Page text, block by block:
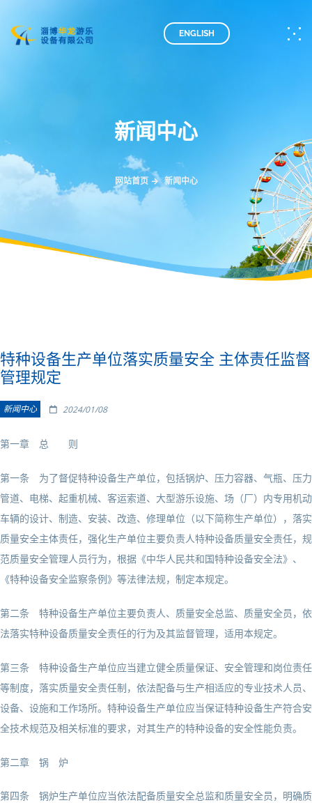
ENGLISH
新闻中心
网站首页 新闻中心
特种设备生产单位落实质量安全 主体责任监督
管理规定
新闻中心 2024/01/08
第一章 总 则
第一条 为了督促特种设备生产单位，包括锅炉、压力容器、气瓶、压力
管道、电梯、起重机械、客运索道、大型游乐设施、场（厂）内专用机动
车辆的设计、制造、安装、改造、修理单位（以下简称生产单位），落实
质量安全主体责任，强化生产单位主要负责人特种设备质量安全责任，规
范质量安全管理人员行为，根据《中华人民共和国特种设备安全法》、
《特种设备安全监察条例》等法律法规，制定本规定。
第二条 特种设备生产单位主要负责人、质量安全总监、质量安全员，依
法落实特种设备质量安全责任的行为及其监督管理，适用本规定。
第三条 特种设备生产单位应当建立健全质量保证、安全管理和岗位责任
等制度，落实质量安全责任制，依法配备与生产相适应的专业技术人员、
设备、设施和工作场所。特种设备生产单位应当保证特种设备生产符合安
全技术规范及相关标准的要求，对其生产的特种设备的安全性能负责。
第二章 锅 炉
第四条 锅炉生产单位应当依法配备质量安全总监和质量安全员，明确质